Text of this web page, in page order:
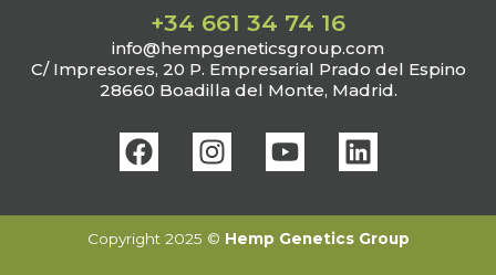
+34 661 34 74 16‬
info@hempgeneticsgroup.com
C/ Impresores, 20 P. Empresarial Prado del Espino
28660 Boadilla del Monte, Madrid.
F
a
e
b
I
n
t
a
Y
o
t
u
L
i
k
e
Copyright 2025 © Hemp Genetics Group